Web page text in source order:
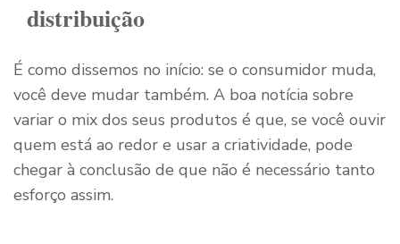
distribuição
É como dissemos no início: se o consumidor muda,
você deve mudar também. A boa notícia sobre
variar o mix dos seus produtos é que, se você ouvir
quem está ao redor e usar a criatividade, pode
chegar à conclusão de que não é necessário tanto
esforço assim.